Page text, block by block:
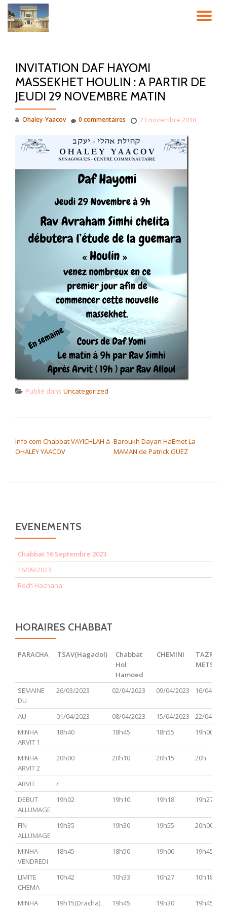
Aller
INVITATION DAF HAYOMI
MASSEKHET HOULIN : A PARTIR DE
JEUDI 29 NOVEMBRE MATIN
Ohaley-Yaacov 23 novembre 2018
0 commentaires
Publié dans Uncategorized
Info com Chabbat VAYICHLAH à
OHALEY YAACOV
Baroukh Dayan HaEmet La
MAMAN de Patrick GUEZ
EVENEMENTS
Chabbat 16 Septembre 2023
16/09/2023
Roch Hachana
HORAIRES CHABBAT
PARACHA TSAV(Hagadol)
Chabbat
Hol
Hamoed
CHEMINI
TAZRIA
PARACHA TSAV(Hagadol)
Chabbat
Hamoed
CHEMINI
TAZRIA
SEMAINE
DU
26/03/2023 02/04/2023 09/04/2023 16/04/
AU 01/04/2023 08/04/2023 15/04/2023
22/04/
MINHA
ARVIT 1
18h40 18h45 18h55 19h00
MINHA
ARVIT 2
20h00 20h10 20h15 20h
ARVIT
/
DEBUT
ALLUMAGE
19h02 19h10 19h18 19h27
FIN
ALLUMAGE
19h35 19h30 19h55 20h00
MINHA
VENDREDI
18h45 18h50 19h00 19h45
LIMITE
CHEMA
10h42 10h33 10h27 10h18
MINHA
19h15(Dracha) 19h45 19h30 19h45